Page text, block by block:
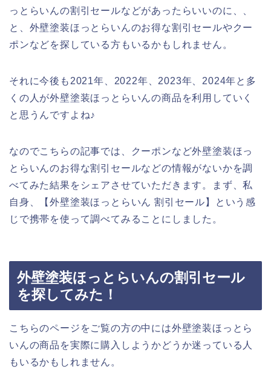
っとらいんの割引セールなどがあったらいいのに、、
と、外壁塗装ほっとらいんのお得な割引セールやクー
ポンなどを探している方もいるかもしれません。
それに今後も2021年、2022年、2023年、2024年と多
くの人が外壁塗装ほっとらいんの商品を利用していく
と思うんですよね♪
なのでこちらの記事では、クーポンなど外壁塗装ほっ
とらいんのお得な割引セールなどの情報がないかを調
べてみた結果をシェアさせていただきます。まず、私
自身、【外壁塗装ほっとらいん 割引セール】という感
じで携帯を使って調べてみることにしました。
外壁塗装ほっとらいんの割引セール
を探してみた！
こちらのページをご覧の方の中には外壁塗装ほっとら
いんの商品を実際に購入しようかどうか迷っている人
もいるかもしれません。